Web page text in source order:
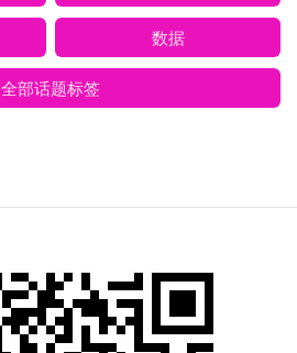
数据
全部话题标签